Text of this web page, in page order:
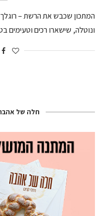
המתכון שכבש את הרשת –
ונוטלה, שישארו רכים וטעימים
חלה של